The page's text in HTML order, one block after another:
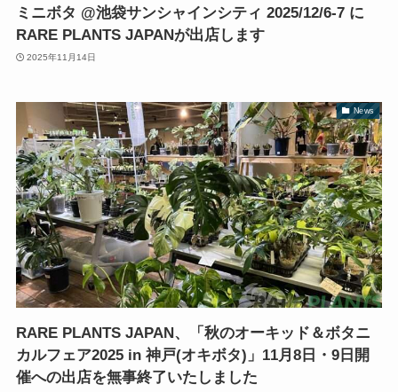
ミニボタ @池袋サンシャインシティ 2025/12/6-7 に
RARE PLANTS JAPANが出店します
2025年11月14日
News
RARE PLANTS JAPAN、「秋のオーキッド＆ボタニ
カルフェア2025 in 神戸(オキボタ)」11月8日・9日開
催への出店を無事終了いたしました